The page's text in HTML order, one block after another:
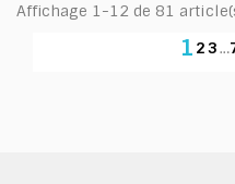
Affichage 1-12 de 81
1 23…